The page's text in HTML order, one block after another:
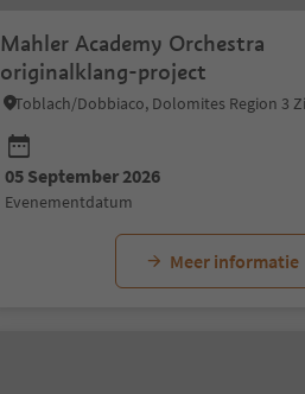
Mahler Academy Orchestra
originalklang-project
05 September 2026
evenementdatum
Meer informatie